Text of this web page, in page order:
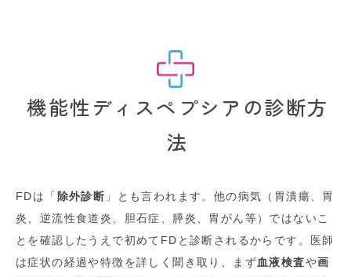
機能性ディスペプシアの診断方
法
FDは「 除外診断 」とも言われます。他の病気（胃潰瘍、胃
炎、逆流性食道炎、胆石症、膵炎、胃がん等）ではないこ
とを確認したうえで初めてFDと診断されるからです。医師
は症状の経過や特徴を詳しく聞き取り、まず血液検査や画